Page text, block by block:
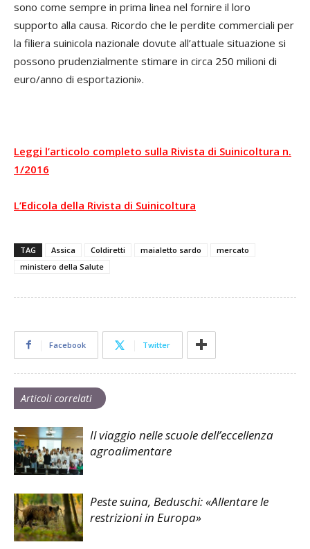
sono come sempre in prima linea nel fornire il loro
supporto alla causa. Ricordo che le perdite commerciali per
la filiera suinicola nazionale dovute all’attuale situazione si
possono prudenzialmente stimare in circa 250 milioni di
euro/anno di esportazioni».
Leggi l’articolo completo sulla Rivista di Suinicoltura n.
1/2016
L’Edicola della Rivista di Suinicoltura
TAG Assica Coldiretti maialetto sardo
mercato
ministero della Salute
Facebook Twitter
Articoli correlati
Il viaggio nelle scuole dell’eccellenza
agroalimentare
Peste suina, Beduschi: «Allentare le
restrizioni in Europa»